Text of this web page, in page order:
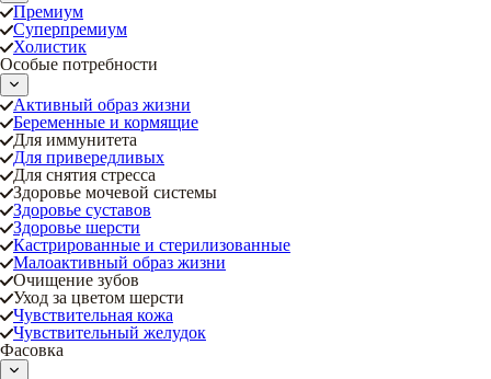
Премиум
Суперпремиум
Холистик
Особые потребности
Активный образ жизни
Беременные и кормящие
Для иммунитета
Для привередливых
Для снятия стресса
Здоровье мочевой системы
Здоровье суставов
Здоровье шерсти
Кастрированные и стерилизованные
Малоактивный образ жизни
Очищение зубов
Уход за цветом шерсти
Чувствительная кожа
Чувствительный желудок
Фасовка